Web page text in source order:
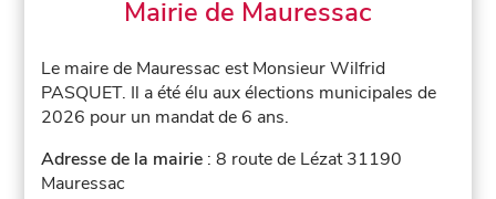
Mairie de Mauressac
Le maire de Mauressac est Monsieur Wilfrid
PASQUET. Il a été élu aux élections municipales de
2026 pour un mandat de 6 ans.
Adresse de la mairie : 8 route de Lézat 31190
Mauressac